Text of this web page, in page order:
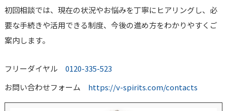
初回相談では、現在の状況やお悩みを丁寧にヒアリングし、必
要な手続きや活用できる制度、今後の進め方をわかりやすくご
案内します。
フリーダイヤル 0120-335-523
お問い合わせフォーム https://v-spirits.com/contacts